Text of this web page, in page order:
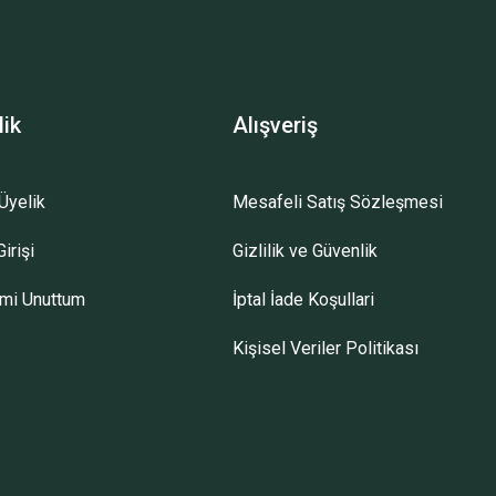
Unuttum
Alışveriş
Mesafeli Satış Sözleşmesi
Gizlilik ve Güvenlik
İptal İade Koşullari
Kişisel Veriler Politikası